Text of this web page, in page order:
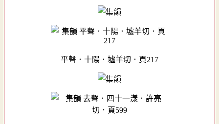
平聲．十陽．墟羊切．頁217